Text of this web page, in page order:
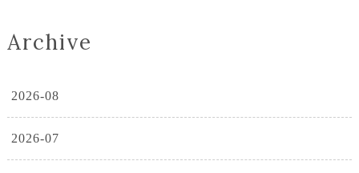
Archive
2026-08
2026-07